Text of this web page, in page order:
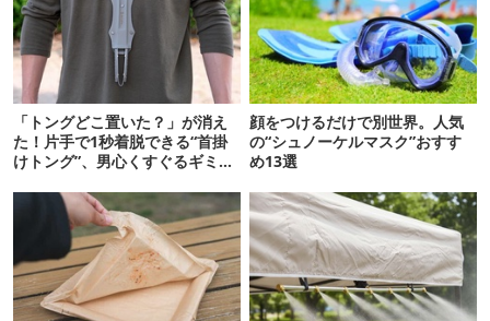
「トングどこ置いた？」が消え
た！片手で1秒着脱できる“首掛
けトング”、男心くすぐるギミッ
顔をつけるだけで別世界。人気
の“シュノーケルマスク”おすす
め13選